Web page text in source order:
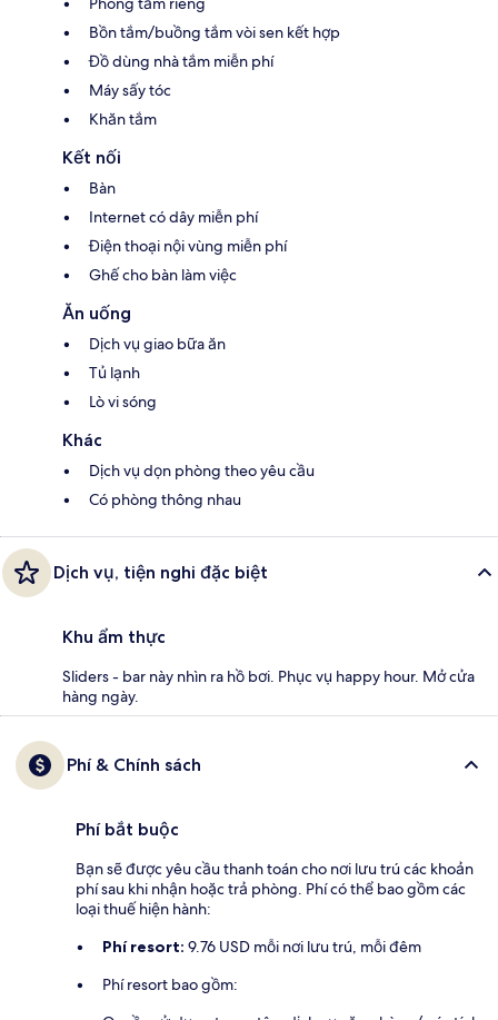
Bồn tắm/buồng tắm vòi sen kết hợp
Đồ dùng nhà tắm miễn phí
Máy sấy tóc
Khăn tắm
Kết nối
Bàn
Internet có dây miễn phí
Điện thoại nội vùng miễn phí
Ghế cho bàn làm việc
Ăn uống
Dịch vụ giao bữa ăn
Tủ lạnh
Lò vi sóng
Khác
Dịch vụ dọn phòng theo yêu cầu
Có phòng thông nhau
Dịch vụ, tiện nghi đặc biệt
Khu ẩm thực
Sliders - bar này nhìn ra hồ bơi. Phục vụ happy hour. Mở cửa
hàng ngày.
Phí & Chính sách
Phí bắt buộc
Bạn sẽ được yêu cầu thanh toán cho nơi lưu trú các khoản
phí sau khi nhận hoặc trả phòng. Phí có thể bao gồm các
loại thuế hiện hành:
Phí resort: 9.76 USD mỗi nơi lưu trú, mỗi đêm
Phí resort bao gồm: